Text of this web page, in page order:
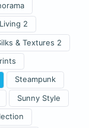
2
& Textures 2
Steampunk
Sunny Style